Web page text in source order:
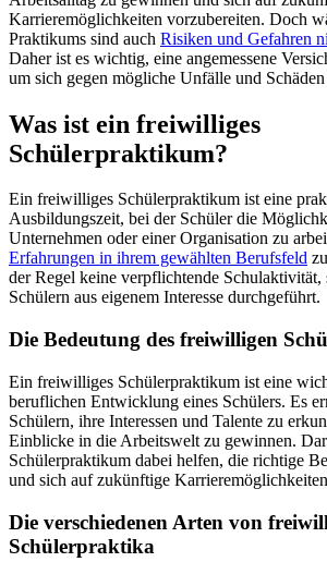
Karrieremöglichkeiten vorzubereiten. Doch
Praktikums sind auch Risiken und Gefahren
Daher ist es wichtig, eine angemessene
um sich gegen mögliche Unfälle und
Was ist ein freiwilliges
Schülerpraktikum?
Ein freiwilliges Schülerpraktikum ist eine
Ausbildungszeit, bei der Schüler die
Unternehmen oder einer Organisation zu
Erfahrungen in ihrem gewählten Berufsfeld
der Regel keine verpflichtende
Schülern aus eigenem Interesse durchgeführt.
Die Bedeutung des freiwilligen
Ein freiwilliges Schülerpraktikum ist eine
beruflichen Entwicklung eines Schülers. Es
Schülern, ihre Interessen und Talente zu
Einblicke in die Arbeitswelt zu gewinnen.
Schülerpraktikum dabei helfen, die richtige
und sich auf zukünftige
Die verschiedenen Arten von
Schülerpraktika